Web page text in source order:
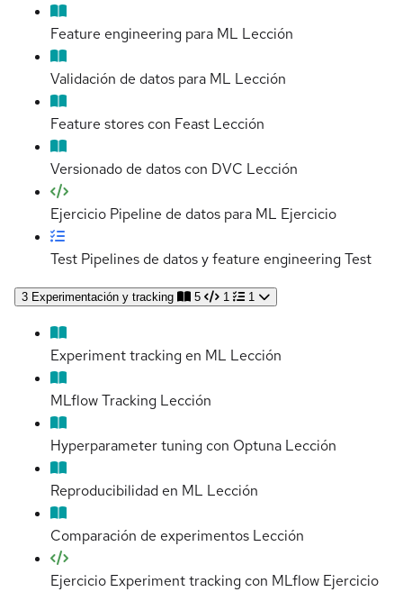
Feature engineering para ML Lección
Validación de datos para ML Lección
Feature stores con Feast Lección
Versionado de datos con DVC Lección
Ejercicio Pipeline de datos para ML Ejercicio
Test Pipelines de datos y feature engineeringTest
3 Experimentación y tracking 5 1 1
Experiment tracking en ML Lección
MLflow Tracking Lección
Hyperparameter tuning con Optuna Lección
Reproducibilidad en ML Lección
Comparación de experimentos Lección
Ejercicio Experiment tracking con MLflow Ejercicio